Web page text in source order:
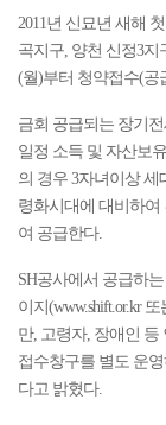
2011년 신묘년 새해
곡지구, 양천 신정3지
(월)부터 청약접수(공
금회 공급되는 장기
일정 소득 및 자산보
의 경우 3자녀이상 세
령화시대에 대비하여
여 공급한다.
SH공사에서 공급하
이지(www.shift.or.kr또
만, 고령자, 장애인
접수창구를 별도 운
다고 밝혔다.